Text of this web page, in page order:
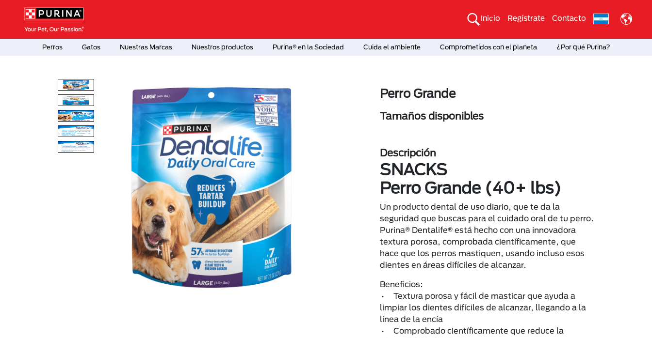
Pasar al contenido principal
Menú Secundario Purina
Inicio Regístrate Contacto
Menú Principal Purina
Perros Gatos Nuestras Marcas Nuestros productos Purina® en la Sociedad Cuida el ambiente Comprometidos con el planeta ¿Por qué Purina?
Perro Grande
Tamaños disponibles
Descripción
SNACKS
Perro Grande (40+ lbs)
Un producto dental de uso diario, que te da la
seguridad que buscas para el cuidado oral de tu perro.
Purina® Dentalife® está hecho con una innovadora
textura porosa, comprobada científicamente, que
hace que los perros mastiquen, usando incluso esos
dientes en áreas difíciles de alcanzar.
Beneficios:
• Textura porosa y fácil de masticar que ayuda a
limpiar los dientes difíciles de alcanzar, llegando a la
línea de la encía
• Comprobado científicamente que reduce la